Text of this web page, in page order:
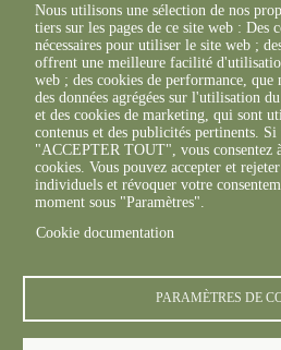
Siège
1 Rue Léopold
Senghor
14 460
Tél : 02 31 46
Nous utilisons une sélection de nos
tiers sur les pages de ce site web : Des
nécessaires pour utiliser le site web ;
offrent une meilleure facilité
web ; des cookies de performance, que
des données agrégées sur l'utilisation
et des cookies de marketing, qui sont
contenus et des publicités pertinents. Si
"ACCEPTER TOUT", vous consentez
cookies. Vous pouvez accepter et
individuels et révoquer votre
moment sous "Paramètres".
Cookie documentation
PARAMÈTRES DE